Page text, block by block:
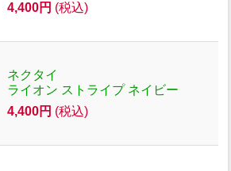
4,400円 (税込)
ネクタイ
ライオン ストライプ ネイビー
4,400円 (税込)